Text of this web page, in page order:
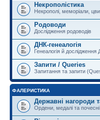
Некрополістика
Некрополі, меморіали,
Родоводи
Дослідження родоводів
ДНК-генеалогія
Генеалогія й дослідження
Запити / Queries
Запитання та запити
ФАЛЕРИСТИКА
Державні нагороди
Ордени, медалі та